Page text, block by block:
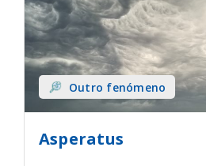
Outro fenómeno
Asperatus